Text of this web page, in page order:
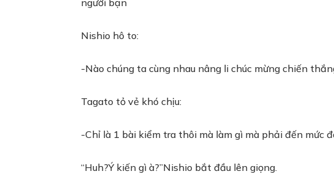
người bạn
Nishio hô to:
-Nào chúng ta cùng nhau nâng li chúc mừng chiến
Tagato tỏ vẻ khó chịu:
-Chỉ là 1 bài kiểm tra thôi mà làm gì mà phải đến mức
“Huh?Ý kiến gì à?”Nishio bắt đầu lên giọng.